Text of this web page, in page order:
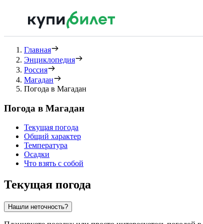
Главная
Энциклопедия
Россия
Магадан
Погода в Магадан
Погода в Магадан
Текущая погода
Общий характер
Температура
Осадки
Что взять с собой
Текущая погода
Нашли неточность?